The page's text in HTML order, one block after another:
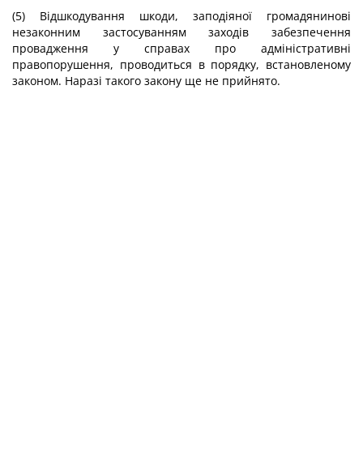
(5) Відшкодування шкоди, заподіяної громадянинові
незаконним застосуванням заходів забезпечення
провадження у справах про адміністративні
правопорушення, проводиться в порядку, встановленому
законом. Наразі такого закону ще не прийнято.